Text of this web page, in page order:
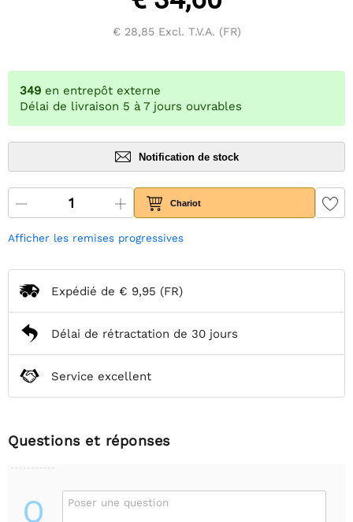
€ 28,85Excl. T.V.A. (FR)
349 en entrepôt externe
Délai de livraison 5 à 7 jours ouvrables
Notification de stock
Chariot
Afficher les remises progressives
Expédié de € 9,95 (FR)
Délai de rétractation de 30 jours
Service excellent
Questions et réponses
Q Poser une question